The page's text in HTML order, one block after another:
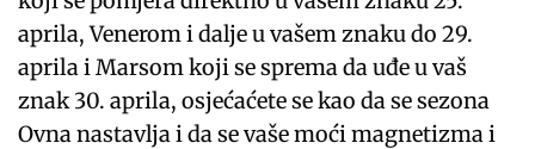
aprila, Venerom i dalje u vašem znaku do 29.
aprila i Marsom koji se sprema da uđe u vaš
znak 30. aprila, osjećaćete se kao da se sezona
Ovna nastavlja i da se vaše moći magnetizma i